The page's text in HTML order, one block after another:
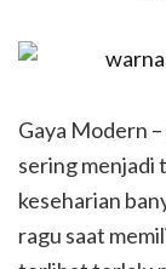
Gaya Modern
sering menjadi
keseharian
ragu saat